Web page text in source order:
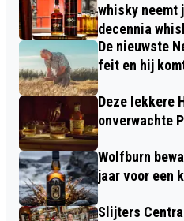
whisky neemt
decennia
De nieuwste
feit en hij
Deze lekkere
onverwachte
Wolfburn
jaar voor een
Slijters